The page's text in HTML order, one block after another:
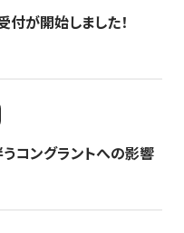
が開始しました！
コングラントへの影響